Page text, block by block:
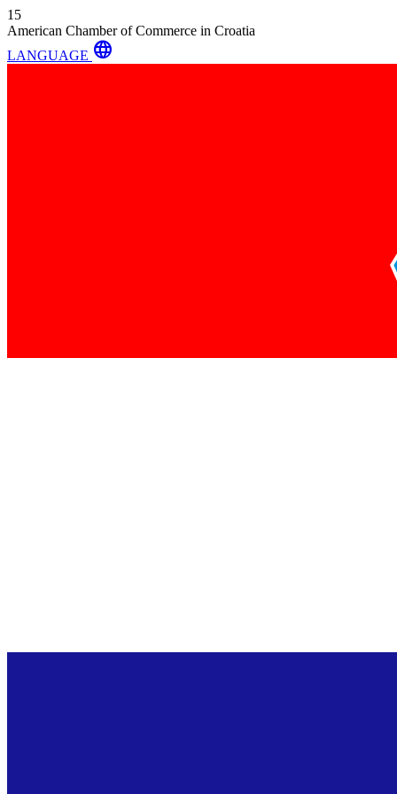
15
American Chamber of Commerce in Croatia
LANGUAGE language